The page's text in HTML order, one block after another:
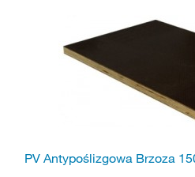
PV Antypoślizgowa Brzoza